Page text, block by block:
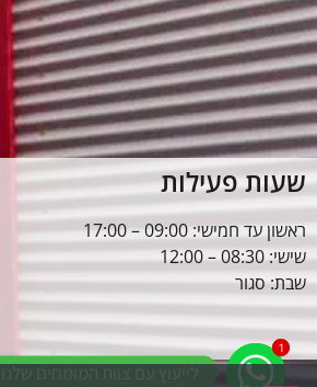
שעות פעילות
ראשון עד חמישי: 09:00 – 17:00
שישי: 08:30 – 12:00
שבת: סגור
לייעוץ עם צוות המומחים שלנו
11